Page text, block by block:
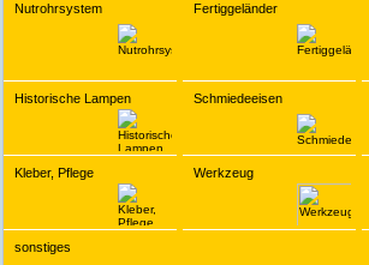
Nutrohrsystem Fertiggeländer
Historische Lampen Schmiedeeisen
Kleber, Pflege Werkzeug
sonstiges